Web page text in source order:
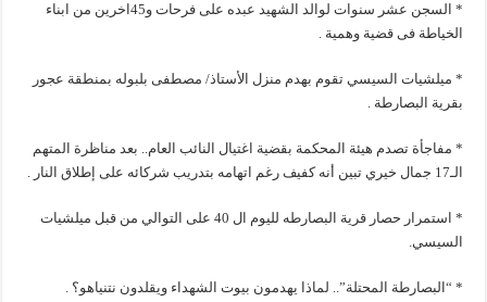
* السجن عشر سنوات لوالد الشهيد عبده على فرحات و45اخرين من ابناء
الخياطة فى قضية وهمية .
* ميلشيات السيسي تقوم بهدم منزل الأستاذ/ مصطفى بلبوله بمنطقة عجور
بقرية البصارطة .
* مفاجأة تصدم هيئة المحكمة بقضية اغتيال النائب العام.. بعد مناظرة المتهم
الـ17 جمال خيري تبين أنه كفيف رغم اتهامه بتدريب شركائه على إطلاق النار .
* استمرار حصار قرية البصارطه لليوم ال 40 على التوالي من قبل ميلشيات
السيسي.
* “البصارطة المحتلة”.. لماذا يهدمون بيوت الشهداء ويقلدون نتنياهو؟ .